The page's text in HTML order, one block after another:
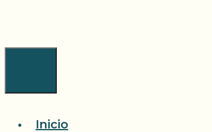
Inicio